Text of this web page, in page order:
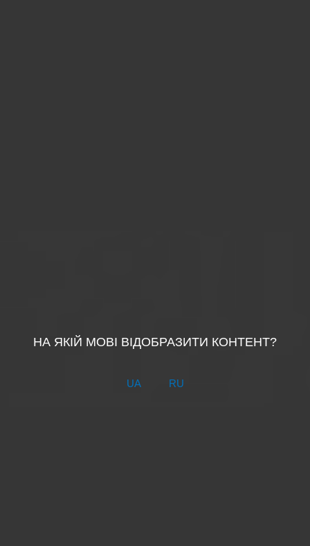
НА ЯКІЙ МОВІ ВІДОБРАЗИТИ КОНТЕНТ?
UA RU